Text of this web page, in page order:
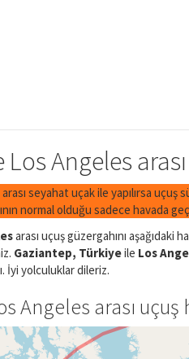
Angeles
seyahat uçak ile yapılırsa uçuş
normal olduğu sadece havada
arası uçuş güzergahını
Gaziantep, Türkiyeile Los
İyi yolculuklar dileriz.
Angeles arası uçuş